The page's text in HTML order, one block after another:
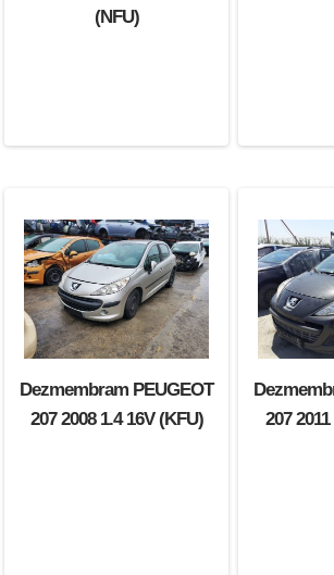
(NFU)
Dezmembram PEUGEOT
207 2008 1.4 16V (KFU)
207